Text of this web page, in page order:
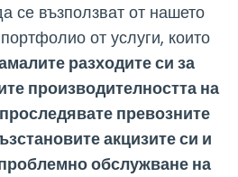
се възползват от нашето
от услуги, които
разходите си за
производителността на
превозните
акцизите си и
обслужване на